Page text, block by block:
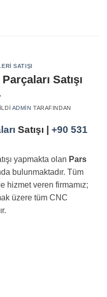
SATIŞI
Parçaları
yapmakta olanPars
bulunmaktadır. Tüm
hizmet veren firmamız;
üzere tüm CNC